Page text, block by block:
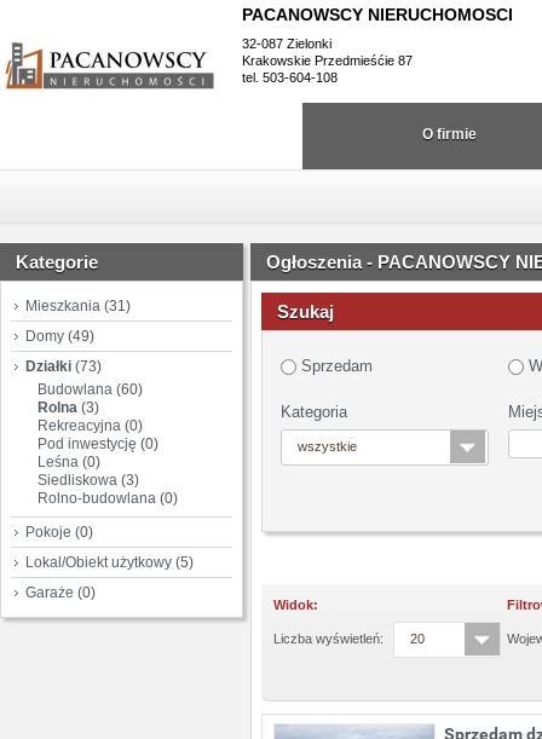
PACANOWSCY NIERUCHOMOSCI
32-087 Zielonki
Krakowskie Przedmieśćie 87
tel. 503-604-108
O firmie
Kategorie
Mieszkania (31)
Domy (49)
Działki (73)
Budowlana (60)
Rolna (3)
Rekreacyjna (0)
Pod inwestycję (0)
Leśna (0)
Siedliskowa (3)
Rolno-budowlana (0)
Pokoje (0)
Lokal/Obiekt użytkowy (5)
Garaże (0)
Ogłoszenia - PACANOWSCY
Szukaj
Sprzedam
Kategoria
wszystkie
Widok:
Liczba wyświetleń: 20
Sprzedam